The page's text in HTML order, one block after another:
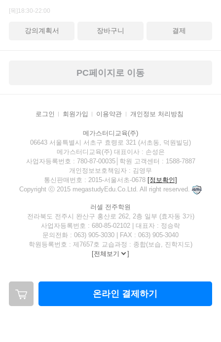
[목]18:30-22:00
강의계획서 장바구니 결제
PC페이지로 이동
로그인 회원가입 이용약관 개인정보 처리방침
메가스터디교육(주)
06643 서울특별시 서초구 효령로 321 (서초동, 덕원빌딩)
메가스터디교육(주) 대표이사 : 손성은
사업자등록번호 : 780-87-00035│학원 고객센터 : 1588-7887
개인정보보호책임자 : 김영무
통신판매번호 : 2015-서울서초-0678 [정보확인]
Copyright ⓒ 2015 megastudyEdu.Co.Ltd. All right reserved.
러셀 전주학원
전라북도 전주시 완산구 홍산로 262, 2층 일부 (효자동 3가)
사업자등록번호 : 680-85-02102 | 대표자 : 정승락
문의전화 : 063) 905-3030 | FAX : 063) 905-3040
학원등록번호 : 제7657호 교습과정 : 종합(보습, 진학지도)
[전체보기 ]
온라인 결제하기